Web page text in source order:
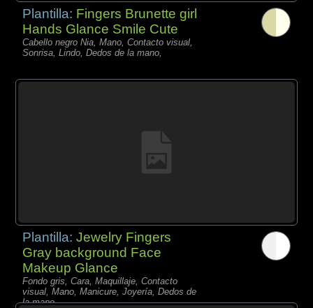
Plantilla: Fingers Brunette girl
Hands Glance Smile Cute
Cabello negro Nia, Mano, Contacto visual,
Sonrisa, Lindo, Dedos de la mano,
Plantilla:Jewelry Fingers
Gray background Face
Makeup Glance
Fondo gris, Cara, Maquillaje, Contacto
visual, Mano, Manicure, Joyería, Dedos de
la mano,